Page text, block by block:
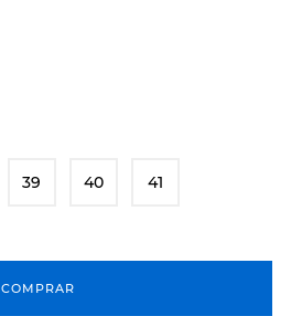
39 40 41
COMPRAR